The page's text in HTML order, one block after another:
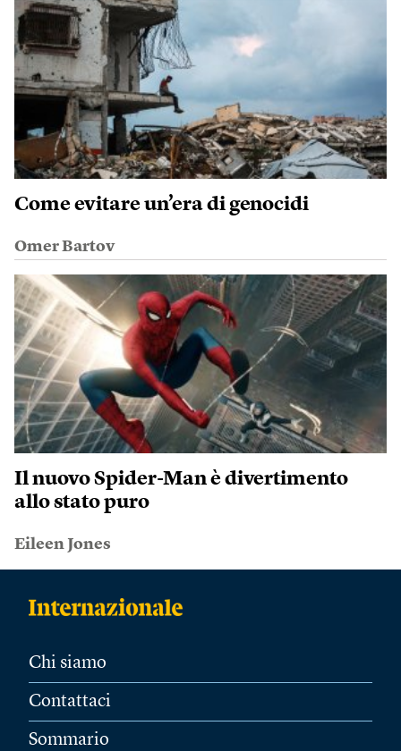
Come evitare un’era di genocidi
Omer Bartov
Il nuovo Spider-Man è divertimento
allo stato puro
Eileen Jones
Chi siamo
Contattaci
Sommario